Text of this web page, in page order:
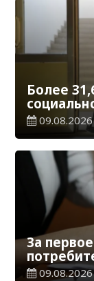
Более
09.08.2026
За
тенге
09.08.2026